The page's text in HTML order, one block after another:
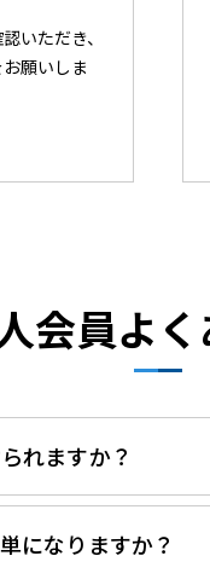
いただき、
願いしま
会員よ
れますか？
になりますか？